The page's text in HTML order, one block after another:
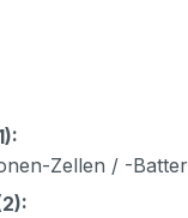
Zellen / -